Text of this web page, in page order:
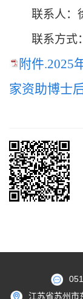
联系人：
联系方式：
附件.2025
家资助博士
江苏省苏州市